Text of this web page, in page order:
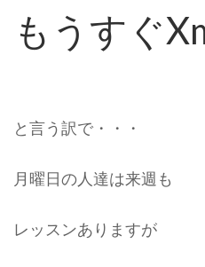
もうすぐ
と言う訳で・・・
月曜日の人達は来週も
レッスンありますが